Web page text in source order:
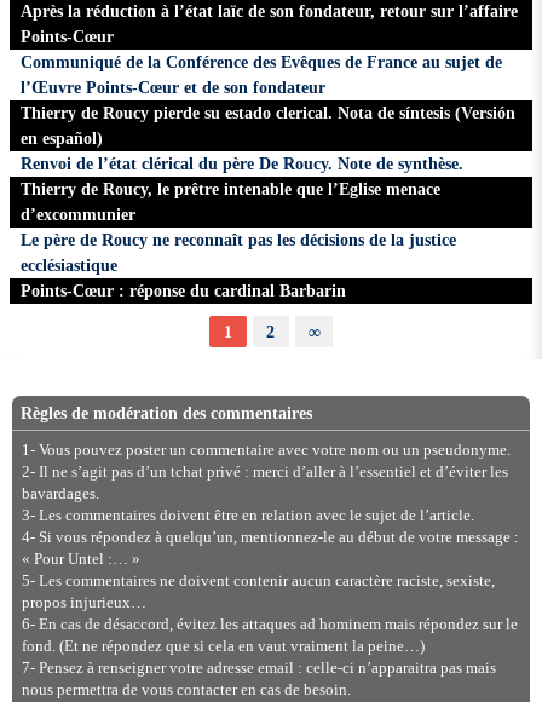
Après la réduction à l’état laïc de son fondateur, retour sur l’affaire
Points-Cœur
Communiqué de la Conférence des Evêques de France au sujet de
l’Œuvre Points-Cœur et de son fondateur
Thierry de Roucy pierde su estado clerical. Nota de síntesis (Versión
en español)
Renvoi de l’état clérical du père De Roucy. Note de synthèse.
Thierry de Roucy, le prêtre intenable que l’Eglise menace
d’excommunier
Le père de Roucy ne reconnaît pas les décisions de la justice
ecclésiastique
Points-Cœur : réponse du cardinal Barbarin
1 2 ∞
Règles de modération des commentaires
1- Vous pouvez poster un commentaire avec votre nom ou un pseudonyme.
2- Il ne s’agit pas d’un tchat privé : merci d’aller à l’essentiel et d’éviter les
bavardages.
3- Les commentaires doivent être en relation avec le sujet de l’article.
4- Si vous répondez à quelqu’un, mentionnez-le au début de votre message :
« Pour Untel :… »
5- Les commentaires ne doivent contenir aucun caractère raciste, sexiste,
propos injurieux…
6- En cas de désaccord, évitez les attaques ad hominem mais répondez sur le
fond. (Et ne répondez que si cela en vaut vraiment la peine…)
7- Pensez à renseigner votre adresse email : celle-ci n’apparaitra pas mais
nous permettra de vous contacter en cas de besoin.